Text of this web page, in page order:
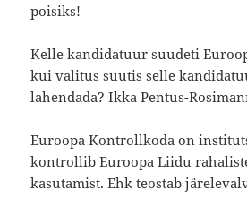
poisiks!
Kelle kandidatuur suudeti
kui valitus suutis selle
lahendada? Ikka Pentus-
Euroopa Kontrollkoda on
kontrollib Euroopa Liidu
kasutamist. Ehk teostab